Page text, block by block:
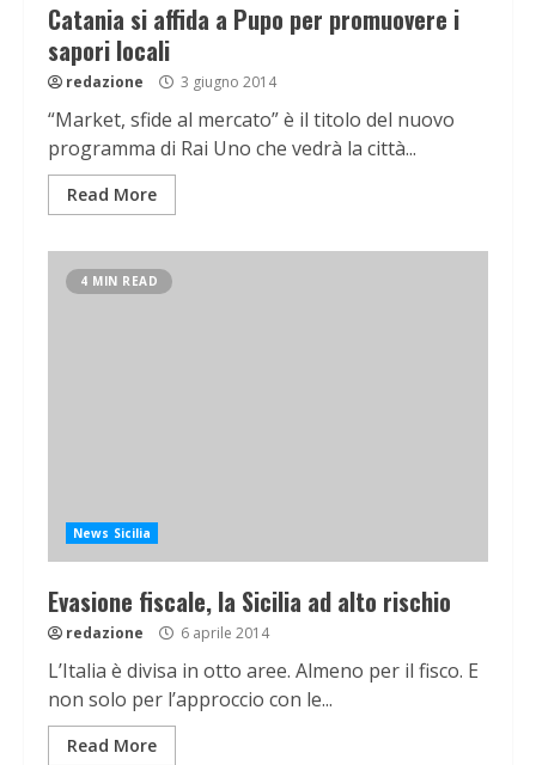
Catania si affida a Pupo per promuovere i
sapori locali
redazione 3 giugno 2014
“Market, sfide al mercato” è il titolo del nuovo
programma di Rai Uno che vedrà la città...
Read More
4 MIN READ
News Sicilia
Evasione fiscale, la Sicilia ad alto rischio
redazione 6 aprile 2014
L’Italia è divisa in otto aree. Almeno per il fisco. E
non solo per l’approccio con le...
Read More